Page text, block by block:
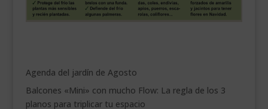
Agenda del jardín de Agosto
Balcones «Mini» con mucho Flow: La regla de los 3
planos para triplicar tu espacio